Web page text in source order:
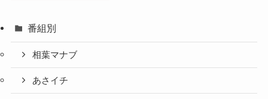
番組別
相葉マナブ
あさイチ